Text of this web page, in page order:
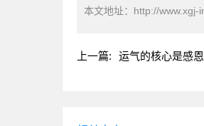
本文地址： http://www.xgj-
上一篇: 运气的核心是感恩